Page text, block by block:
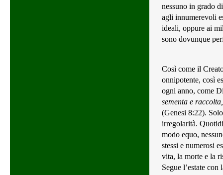
nessuno in grado
agli innumerevoli
ideali, oppure ai
sono dovunque
Così come il
onnipotente, così
ogni anno, come
sementa e
(Genesi 8:22).
irregolarità.
modo equo,
stessi e numerosi
vita, la morte e la
Segue l’estate